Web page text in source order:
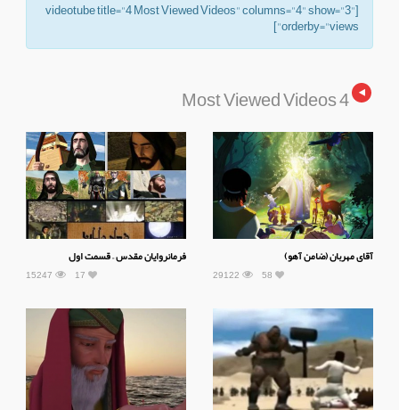
[videotube title="4 Most Viewed Videos" columns="4" show="3"
orderby="views"]
آقای مهربان (ضامن آهو)
29122 58
فرمانروایان مقدس – قسمت اول
15247 17